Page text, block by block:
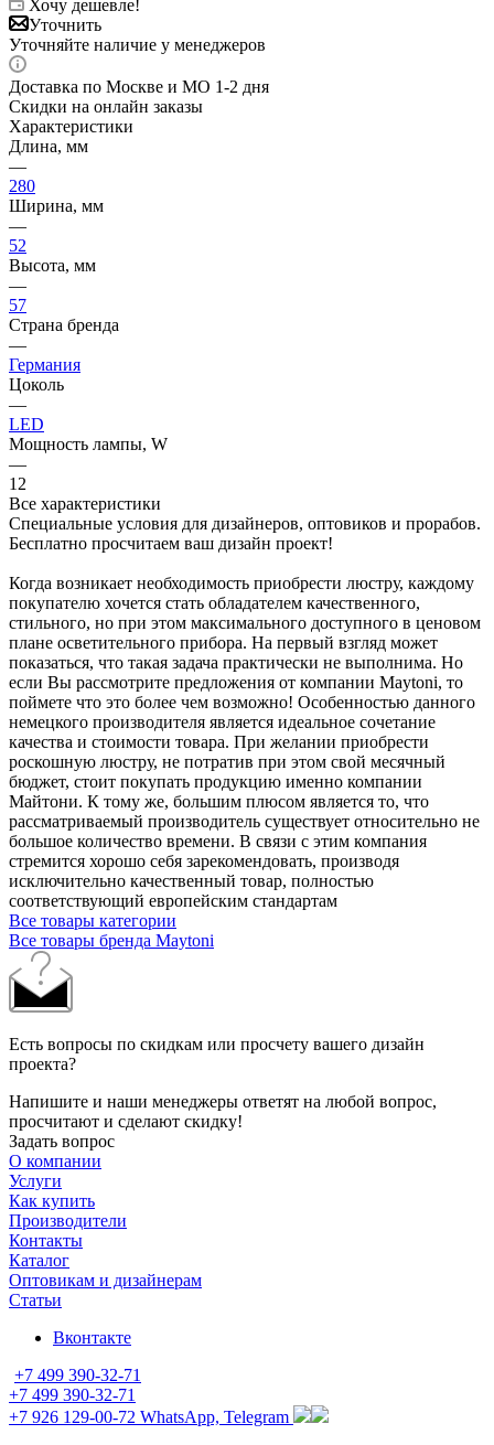
Хочу дешевле!
Уточнить
Уточняйте наличие у менеджеров
Доставка по Москве и МО 1-2 дня
Скидки на онлайн заказы
Характеристики
Длина, мм
—
280
Ширина, мм
—
52
Высота, мм
—
57
Страна бренда
—
Германия
Цоколь
—
LED
Мощность лампы, W
—
12
Все характеристики
Специальные условия для дизайнеров, оптовиков и прорабов.
Бесплатно просчитаем ваш дизайн проект!
Когда возникает необходимость приобрести люстру, каждому
покупателю хочется стать обладателем качественного,
стильного, но при этом максимального доступного в ценовом
плане осветительного прибора. На первый взгляд может
показаться, что такая задача практически не выполнима. Но
если Вы рассмотрите предложения от компании Maytoni, то
поймете что это более чем возможно! Особенностью данного
немецкого производителя является идеальное сочетание
качества и стоимости товара. При желании приобрести
роскошную люстру, не потратив при этом свой месячный
бюджет, стоит покупать продукцию именно компании
Майтони. К тому же, большим плюсом является то, что
рассматриваемый производитель существует относительно не
большое количество времени. В связи с этим компания
стремится хорошо себя зарекомендовать, производя
исключительно качественный товар, полностью
соответствующий европейским стандартам
Все товары категории
Все товары бренда Maytoni
Есть вопросы по скидкам или просчету вашего дизайн
проекта?
Напишите и наши менеджеры ответят на любой вопрос,
просчитают и сделают скидку!
Задать вопрос
О компании
Услуги
Как купить
Производители
Контакты
Каталог
Оптовикам и дизайнерам
Статьи
Вконтакте
+7 499 390-32-71
+7 499 390-32-71
+7 926 129-00-72 WhatsApp, Telegram